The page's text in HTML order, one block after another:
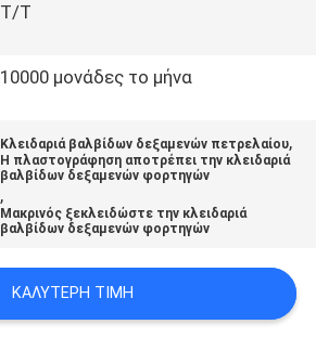
T/T
10000 μονάδες το μήνα
Κλειδαριά βαλβίδων δεξαμενών πετρελαίου,
Η πλαστογράφηση αποτρέπει την κλειδαριά
βαλβίδων δεξαμενών φορτηγών
,
Μακρινός ξεκλειδώστε την κλειδαριά
βαλβίδων δεξαμενών φορτηγών
ΚΑΛΎΤΕΡΗ ΤΙΜΉ